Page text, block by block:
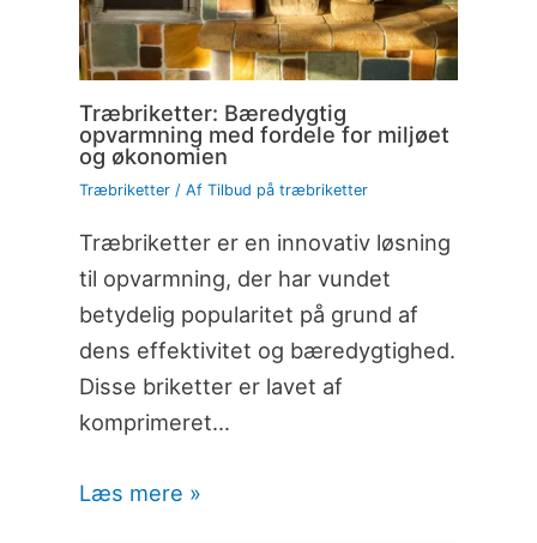
Træbriketter: Bæredygtig
opvarmning med fordele for miljøet
og økonomien
Træbriketter/ Af Tilbud på træbriketter
Træbriketter er en innovativ løsning
til opvarmning, der har vundet
betydelig popularitet på grund af
dens effektivitet og bæredygtighed.
Disse briketter er lavet af
komprimeret…
Læs mere »